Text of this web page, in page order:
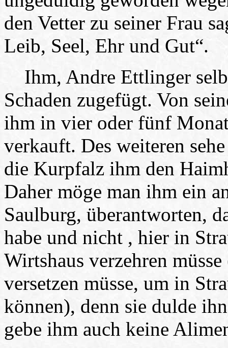
den Vetter zu seiner Frau
Leib, Seel, Ehr und Gut“.
Ihm, Andre Ettlinger
Schaden zugefügt. Von
ihm in vier oder fünf
verkauft. Des weiteren
die Kurpfalz ihm den
Daher möge man ihm ein
Saulburg, überantworten,
habe und nicht , hier in
Wirtshaus verzehren
versetzen müsse, um in
können), denn sie dulde
gebe ihm auch keine